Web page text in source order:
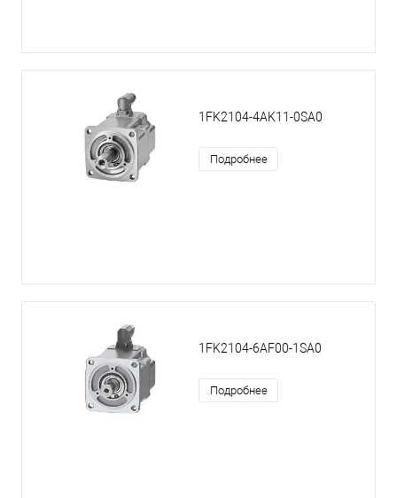
1FK2104-4AK11-0SA0
Подробнее
1FK2104-6AF00-1SA0
Подробнее